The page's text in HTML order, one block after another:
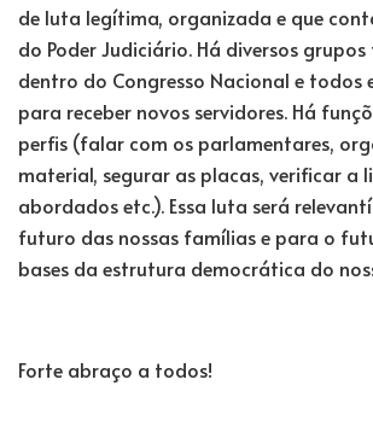
de luta legítima, organizada e que
do Poder Judiciário. Há diversos
dentro do Congresso Nacional e todos
para receber novos servidores. Há
perfis (falar com os parlamentares,
material, segurar as placas, verificar a
abordados etc.). Essa luta será
futuro das nossas famílias e para o
bases da estrutura democrática do
Forte abraço a todos!